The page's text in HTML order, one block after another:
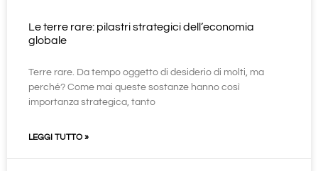
Le terre rare: pilastri strategici dell’economia
globale
Terre rare. Da tempo oggetto di desiderio di molti, ma
perché? Come mai queste sostanze hanno così
importanza strategica, tanto
LEGGI TUTTO »